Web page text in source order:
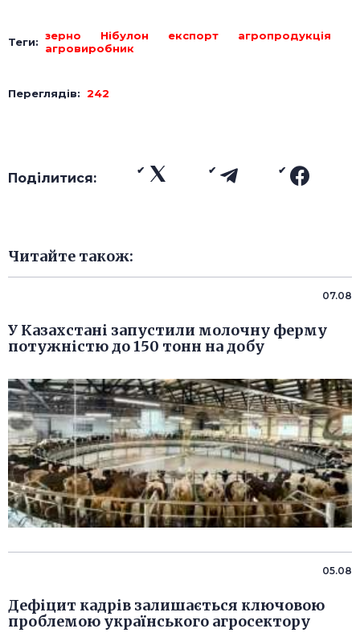
Теги: зерно Нібулон експорт
агропродукція
агровиробник
Переглядів: 242
Поділитися:
Читайте також:
07.08
У Казахстані запустили молочну ферму
потужністю до 150 тонн на добу
05.08
Дефіцит кадрів залишається ключовою
проблемою українського агросектору